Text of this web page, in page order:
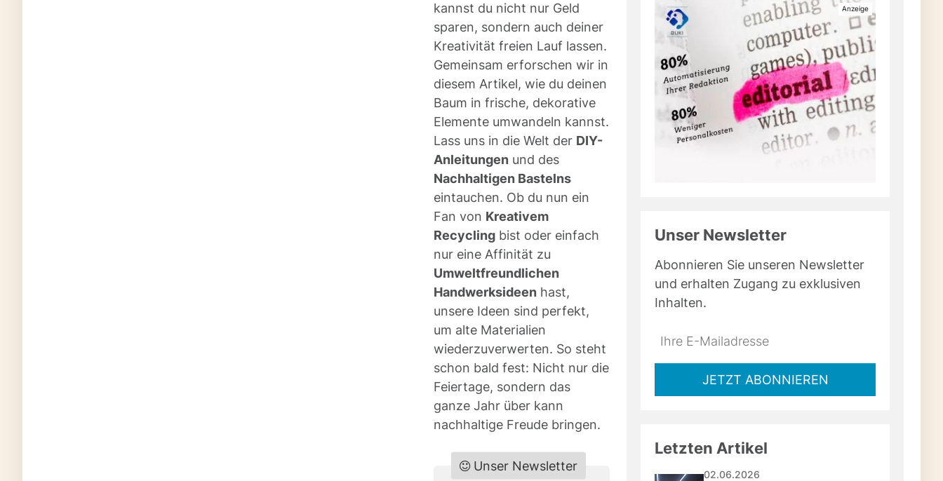
kannst du nicht nur Geld
sparen, sondern auch deiner
Kreativität freien Lauf lassen.
Gemeinsam erforschen wir in
diesem Artikel, wie du deinen
Baum in frische, dekorative
Elemente umwandeln kannst.
Lass uns in die Welt der DIY-
Anleitungen und des
Nachhaltigen Bastelns
eintauchen. Ob du nun ein
Fan von Kreativem
Recycling bist oder einfach
nur eine Affinität zu
Umweltfreundlichen
Handwerksideen hast,
unsere Ideen sind perfekt,
um alte Materialien
wiederzuverwerten. So steht
schon bald fest: Nicht nur die
Feiertage, sondern das
ganze Jahr über kann
nachhaltige Freude bringen.
Unser Newsletter
Unser Newsletter
Abonnieren Sie unseren Newsletter
und erhalten Zugang zu exklusiven
Inhalten.
Do
*Ihre
Mailadresse:JETZT ABONNIEREN
Letzten Artikel
02.06.2026